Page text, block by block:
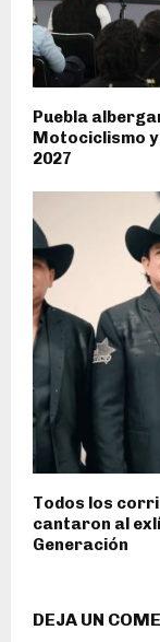
Puebla
Motociclismo
2027
Todos los
cantaron al
Generación
DEJA UN